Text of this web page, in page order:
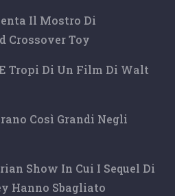
Il Mostro Di
Crossover Toy
Tropi Di Un Film Di Walt
Così Grandi Negli
Show In Cui I Sequel Di
Hanno Sbagliato